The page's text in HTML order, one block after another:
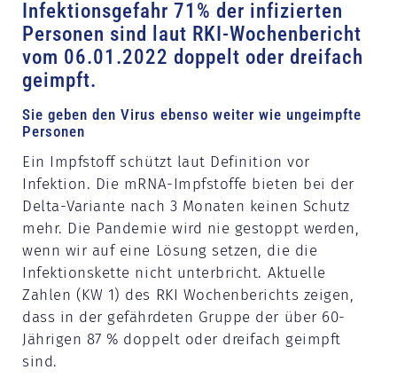
Infektionsgefahr 71% der infizierten
Personen sind laut RKI-Wochenbericht
vom 06.01.2022 doppelt oder dreifach
geimpft.
Sie geben den Virus ebenso weiter wie ungeimpfte
Personen
Ein Impfstoff schützt laut Definition vor
Infektion. Die mRNA-Impfstoffe bieten bei der
Delta-Variante nach 3 Monaten keinen Schutz
mehr. Die Pandemie wird nie gestoppt werden,
wenn wir auf eine Lösung setzen, die die
Infektionskette nicht unterbricht. Aktuelle
Zahlen (KW 1) des RKI Wochenberichts zeigen,
dass in der gefährdeten Gruppe der über 60-
Jährigen 87 % doppelt oder dreifach geimpft
sind.